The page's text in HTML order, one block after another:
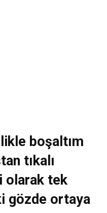
boşaltım
tıkalı
olarak tek
gözde ortaya